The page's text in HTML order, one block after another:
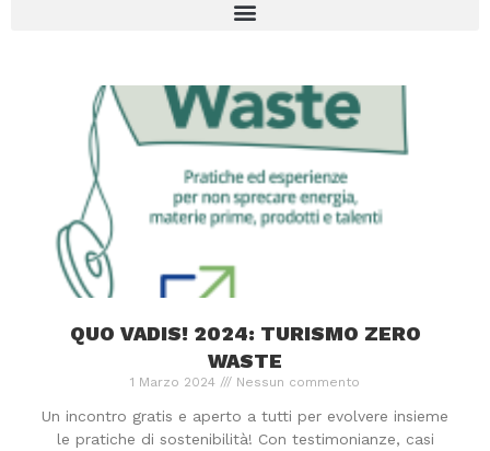
QUO VADIS! 2024: TURISMO ZERO
WASTE
1 Marzo 2024 Nessun commento
Un incontro gratis e aperto a tutti per evolvere insieme
le pratiche di sostenibilità! Con testimonianze, casi